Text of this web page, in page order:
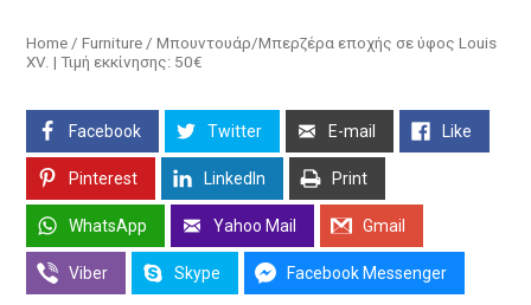
Home / Furniture / Μπουντουάρ/Μπερζέρα εποχής σε ύφος Louis
XV. | Τιμή εκκίνησης: 50€
Facebook Twitter E-mail Like
Pinterest LinkedIn Print
WhatsApp Yahoo Mail Gmail
Viber Skype Facebook Messenger